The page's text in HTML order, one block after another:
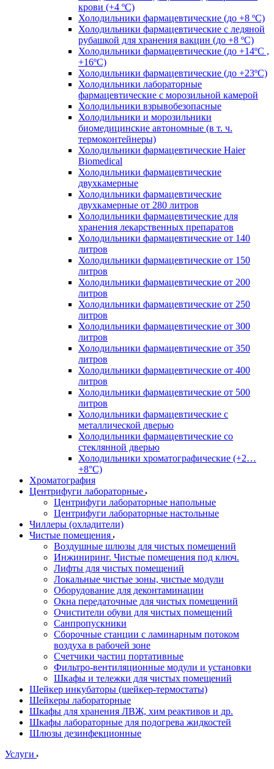
крови (+4 ºС)
Холодильники фармацевтические (до +8 ºС)
Холодильники фармацевтические с ледяной
рубашкой для хранения вакцин (до +8 ºС)
Холодильники фармацевтические (до +14ºС ,
+16ºС)
Холодильники фармацевтические (до +23ºС)
Холодильники лабораторные
фармацевтические с морозильной камерой
Холодильники взрывобезопасные
Холодильники и морозильники
биомедицинские автономные (в т. ч.
термоконтейнеры)
Холодильники фармацевтические Haier
Biomedical
Холодильники фармацевтические
двухкамерные
Холодильники фармацевтические
двухкамерные от 280 литров
Холодильники фармацевтические для
хранения лекарственных препаратов
Холодильники фармацевтические от 140
литров
Холодильники фармацевтические от 150
литров
Холодильники фармацевтические от 200
литров
Холодильники фармацевтические от 250
литров
Холодильники фармацевтические от 300
литров
Холодильники фармацевтические от 350
литров
Холодильники фармацевтические от 400
литров
Холодильники фармацевтические от 500
литров
Холодильники фармацевтические с
металлической дверью
Холодильники фармацевтические со
стеклянной дверью
Холодильники хроматографические (+2…
+8°C)
Хроматография
Центрифуги лабораторные
Центрифуги лабораторные напольные
Центрифуги лабораторные настольные
Чиллеры (охладители)
Чистые помещения
Воздушные шлюзы для чистых помещений
Инжиниринг. Чистые помещения под ключ.
Лифты для чистых помещений
Локальные чистые зоны, чистые модули
Оборудование для деконтаминации
Окна передаточные для чистых помещений
Очистители обуви для чистых помещений
Санпропускники
Сборочные станции с ламинарным потоком
воздуха в рабочей зоне
Счетчики частиц портативные
Фильтро-вентиляционные модули и установки
Шкафы и тележки для чистых помещений
Шейкер инкубаторы (шейкер-термостаты)
Шейкеры лабораторные
Шкафы для хранения ЛВЖ, хим реактивов и др.
Шкафы лабораторные для подогрева жидкостей
Шлюзы дезинфекционные
Услуги